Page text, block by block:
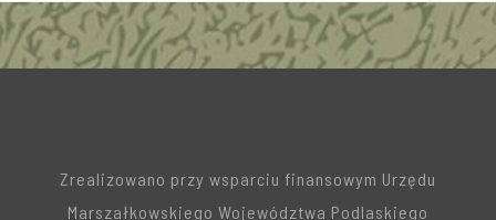
Zrealizowano przy wsparciu finansowym Urzędu
Marszałkowskiego Województwa Podlaskiego